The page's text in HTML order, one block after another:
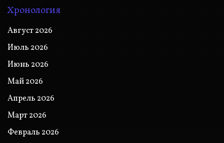
Хронология
Август 2026
Июль 2026
Июнь 2026
Май 2026
Апрель 2026
Март 2026
Февраль 2026